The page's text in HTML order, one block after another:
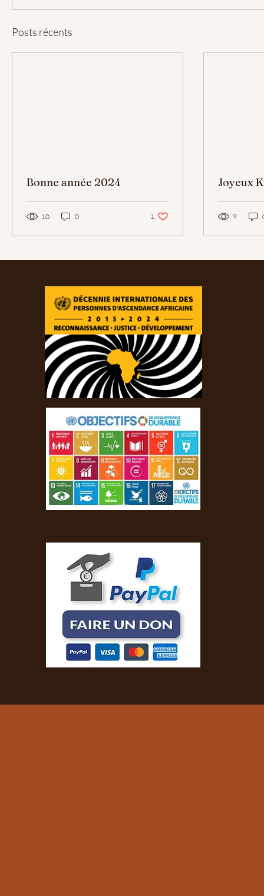
Posts récents
Bonne année 2024
10 0 1 j'aime. Vous n'aimez plus ce post
1
Joyeux
9